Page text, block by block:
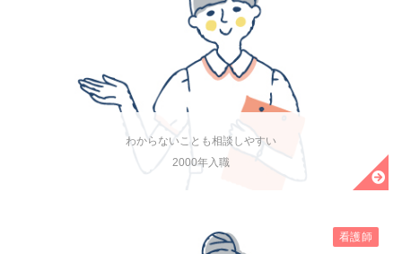
わからないことも相談しやすい
2000年入職
看護師